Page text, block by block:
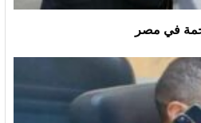
في مصر